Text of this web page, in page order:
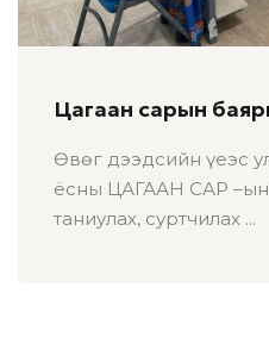
Цагаан сарын
Өвөг дээдсийн үеэс
ёсны ЦАГААН САР
таниулах, суртчилах ...